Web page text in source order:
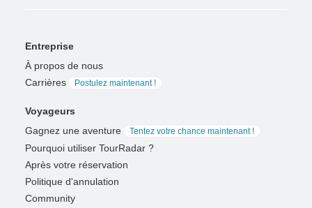
Entreprise
À propos de nous
Carrières
Postulez maintenant !
Voyageurs
Gagnez une aventure
Tentez votre chance maintenant !
Pourquoi utiliser TourRadar ?
Après votre réservation
Politique d'annulation
Community